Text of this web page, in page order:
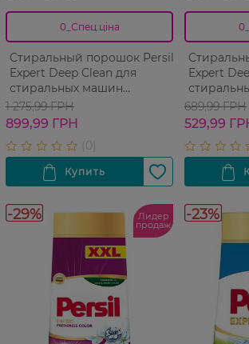
0_Спец.ціна
Стиральный порошок Persil
Expert Deep Clean для
стиральных машин
Свежесть от Silan 54 цикла
8.1 кг
1 275,99 ГРН
899,99 ГРН
Expert
27 циклов
689,99 ГРН
529,99
-29% Лидер
продаж
-23%